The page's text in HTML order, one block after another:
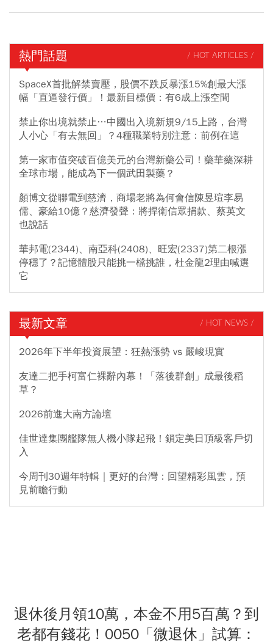
熱門話題 / HOT ARTICLES /
SpaceX首批解禁賣壓，股價不跌反暴漲15%創最大漲
幅「直逼發行價」！最新目標價：有6成上漲空間
禁止你出境就禁止…中國出入境新規9/15上路，台灣
人小心「有去無回」？4種職業特別注意：前例在這
第一家市值突破百億美元的台灣新藥公司！藥華藥深耕
全球市場，能成為下一個武田製藥？
顏博文從聯電到慈濟，商場老將為何會信陳昱瑄李易
儒、豪給10億？慈濟發聲：將捍衛信眾捐款、蔡英文
也說話
華邦電(2344)、南亞科(2408)、旺宏(2337)第二根漲
停穩了？記憶體股只能挑一檔挑誰，杜金龍2理由喊選
它
最新文章 / HOT NEWS /
2026年下半年投資展望：狂熱漲勢 vs 嚴峻現實
友達二把手柯富仁裸辭內幕！「落後群創」成最後稻
草？
2026前進大南方論壇
佳世達集團艦隊無人機小隊起飛！鎖定美日頂級客戶切
入
今周刊30週年特輯｜更好的台灣：回望精彩風雲，預
見前瞻行動
退休後月領10萬，本金不用5百萬？到
老都有錢花！0050「微退休」試算：